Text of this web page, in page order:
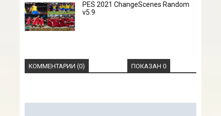
PES 2021 ChangeScenes Random
v5.9
КОММЕНТАРИИ (0) ПОКАЗАН 0